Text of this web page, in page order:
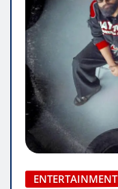
ENTERTAINMENT